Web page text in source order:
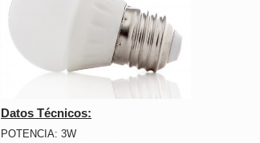
Datos Técnicos:
POTENCIA: 3W